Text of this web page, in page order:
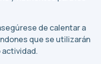
de calentar a
que se utilizarán